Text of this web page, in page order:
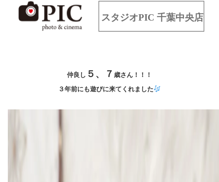
仲良し ５、７ 歳さん！！！
３年前にも遊びに来てくれました